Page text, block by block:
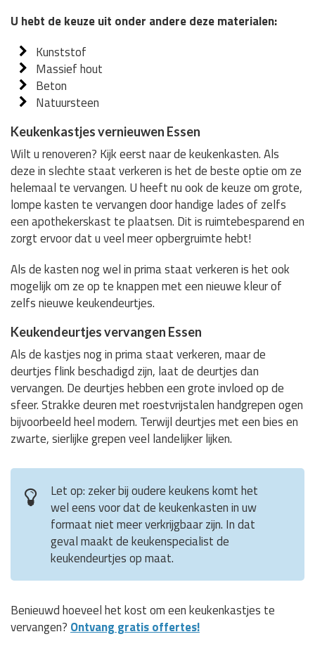
U hebt de keuze uit onder andere deze materialen:
Kunststof
Massief hout
Beton
Natuursteen
Keukenkastjes vernieuwen Essen
Wilt u renoveren? Kijk eerst naar de keukenkasten. Als
deze in slechte staat verkeren is het de beste optie om ze
helemaal te vervangen. U heeft nu ook de keuze om grote,
lompe kasten te vervangen door handige lades of zelfs
een apothekerskast te plaatsen. Dit is ruimtebesparend en
zorgt ervoor dat u veel meer opbergruimte hebt!
Als de kasten nog wel in prima staat verkeren is het ook
mogelijk om ze op te knappen met een nieuwe kleur of
zelfs nieuwe keukendeurtjes.
Keukendeurtjes vervangen Essen
Als de kastjes nog in prima staat verkeren, maar de
deurtjes flink beschadigd zijn, laat de deurtjes dan
vervangen. De deurtjes hebben een grote invloed op de
sfeer. Strakke deuren met roestvrijstalen handgrepen ogen
bijvoorbeeld heel modern. Terwijl deurtjes met een bies en
zwarte, sierlijke grepen veel landelijker lijken.
Let op: zeker bij oudere keukens komt het
wel eens voor dat de keukenkasten in uw
formaat niet meer verkrijgbaar zijn. In dat
geval maakt de keukenspecialist de
keukendeurtjes op maat.
Benieuwd hoeveel het kost om een keukenkastjes te
vervangen? Ontvang gratis offertes!